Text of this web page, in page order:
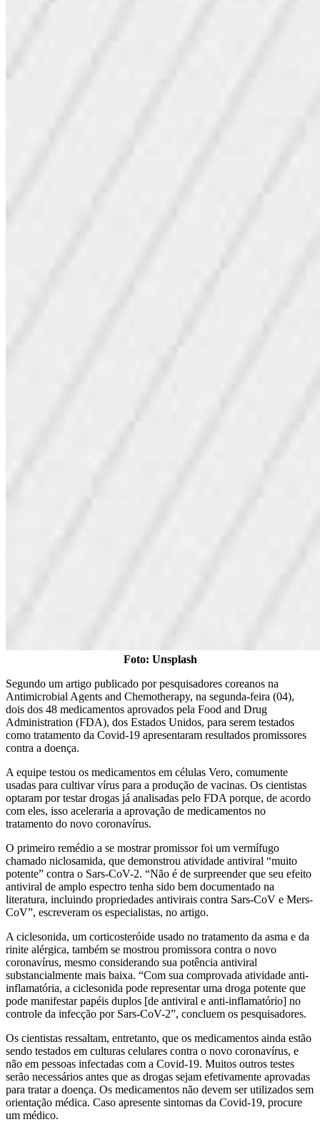
Foto: Unsplash
Segundo um artigo publicado por pesquisadores coreanos na
Antimicrobial Agents and Chemotherapy, na segunda-feira (04),
dois dos 48 medicamentos aprovados pela Food and Drug
Administration (FDA), dos Estados Unidos, para serem testados
como tratamento da Covid-19 apresentaram resultados promissores
contra a doença.
A equipe testou os medicamentos em células Vero, comumente
usadas para cultivar vírus para a produção de vacinas. Os cientistas
optaram por testar drogas já analisadas pelo FDA porque, de acordo
com eles, isso aceleraria a aprovação de medicamentos no
tratamento do novo coronavírus.
O primeiro remédio a se mostrar promissor foi um vermífugo
chamado niclosamida, que demonstrou atividade antiviral “muito
potente” contra o Sars-CoV-2. “Não é de surpreender que seu efeito
antiviral de amplo espectro tenha sido bem documentado na
literatura, incluindo propriedades antivirais contra Sars-CoV e Mers-
CoV”, escreveram os especialistas, no artigo.
A ciclesonida, um corticosteróide usado no tratamento da asma e da
rinite alérgica, também se mostrou promissora contra o novo
coronavírus, mesmo considerando sua potência antiviral
substancialmente mais baixa. “Com sua comprovada atividade anti-
inflamatória, a ciclesonida pode representar uma droga potente que
pode manifestar papéis duplos [de antiviral e anti-inflamatório] no
controle da infecção por Sars-CoV-2”, concluem os pesquisadores.
Os cientistas ressaltam, entretanto, que os medicamentos ainda estão
sendo testados em culturas celulares contra o novo coronavírus, e
não em pessoas infectadas com a Covid-19. Muitos outros testes
serão necessários antes que as drogas sejam efetivamente aprovadas
para tratar a doença. Os medicamentos não devem ser utilizados sem
orientação médica. Caso apresente sintomas da Covid-19, procure
um médico.